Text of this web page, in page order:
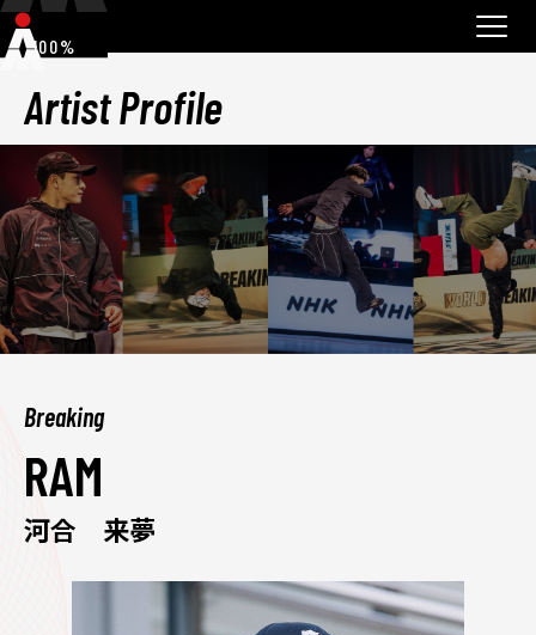
100%
Artist Profile
Breaking
RAM
河合 来夢